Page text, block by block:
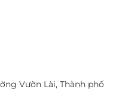
Vườn Lài, Thành phố